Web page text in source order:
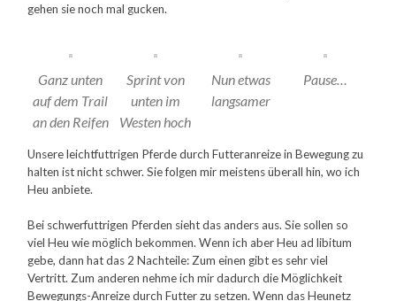
gehen sie noch mal gucken.
Ganz unten
auf dem Trail
an den Reifen
Sprint von
unten im
Westen hoch
Nun etwas
langsamer
Pause…
Unsere leichtfuttrigen Pferde durch Futteranreize in Bewegung zu
halten ist nicht schwer. Sie folgen mir meistens überall hin, wo ich
Heu anbiete.
Bei schwerfuttrigen Pferden sieht das anders aus. Sie sollen so
viel Heu wie möglich bekommen. Wenn ich aber Heu ad libitum
gebe, dann hat das 2 Nachteile: Zum einen gibt es sehr viel
Vertritt. Zum anderen nehme ich mir dadurch die Möglichkeit
Bewegungs-Anreize durch Futter zu setzen. Wenn das Heunetz